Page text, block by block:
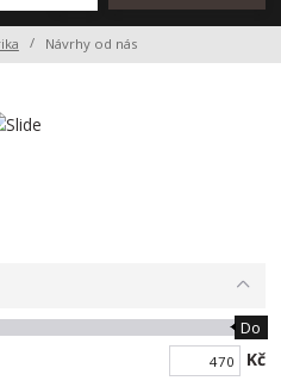
Návrhy od nás
Do
Kč